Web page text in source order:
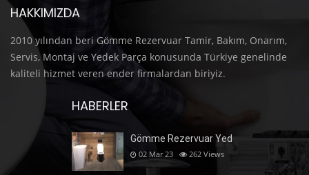
HAKKIMIZDA
2010 yılından beri Gömme Rezervuar Tamir, Bakım, Onarım,
Servis, Montaj ve Yedek Parça konusunda Türkiye genelinde
kaliteli hizmet veren ender firmalardan biriyiz.
HABERLER
Gömme Rezervuar Yed
02 Mar 23 262 Views